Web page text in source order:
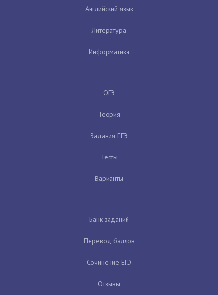
Английский язык
Литература
Информатика
ОГЭ
Теория
Задания ЕГЭ
Тесты
Варианты
Банк заданий
Перевод баллов
Сочинение ЕГЭ
Отзывы